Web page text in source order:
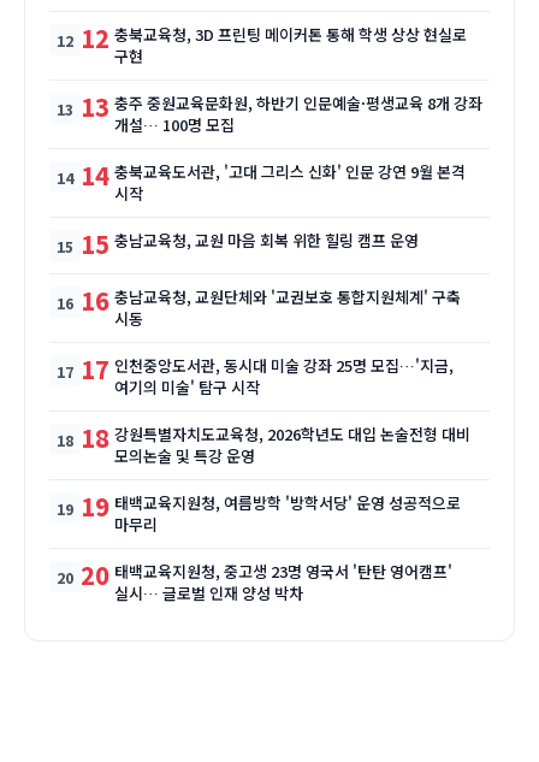
12 충북교육청, 3D 프린팅 메이커톤 통해 학생 상상 현실로
구현
13 충주 중원교육문화원, 하반기 인문예술·평생교육 8개 강좌
개설… 100명 모집
14 충북교육도서관, '고대 그리스 신화' 인문 강연 9월 본격
시작
15 충남교육청, 교원 마음 회복 위한 힐링 캠프 운영
16 충남교육청, 교원단체와 '교권보호 통합지원체계' 구축
시동
17 인천중앙도서관, 동시대 미술 강좌 25명 모집…'지금,
여기의 미술' 탐구 시작
18 강원특별자치도교육청, 2026학년도 대입 논술전형 대비
모의논술 및 특강 운영
19 태백교육지원청, 여름방학 '방학서당' 운영 성공적으로
마무리
20 태백교육지원청, 중고생 23명 영국서 '탄탄 영어캠프'
실시… 글로벌 인재 양성 박차